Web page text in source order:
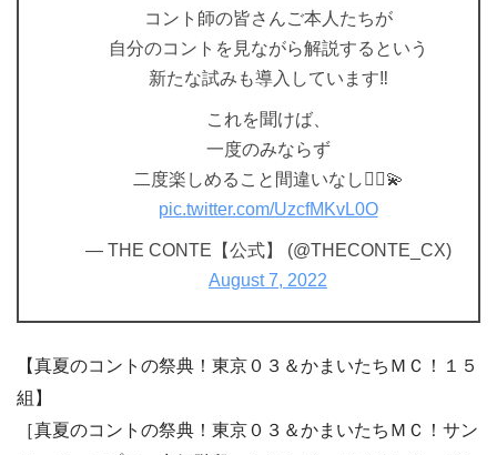
コント師の皆さんご本人たちが
自分のコントを見ながら解説するという
新たな試みも導入しています‼️
これを聞けば、
一度のみならず
二度楽しめること間違いなし🤸‍♀️💫
pic.twitter.com/UzcfMKvL0O
— THE CONTE【公式】 (@THECONTE_CX)
August 7, 2022
【真夏のコントの祭典！東京０３＆かまいたちＭＣ！１５
組】
［真夏のコントの祭典！東京０３＆かまいたちＭＣ！サン